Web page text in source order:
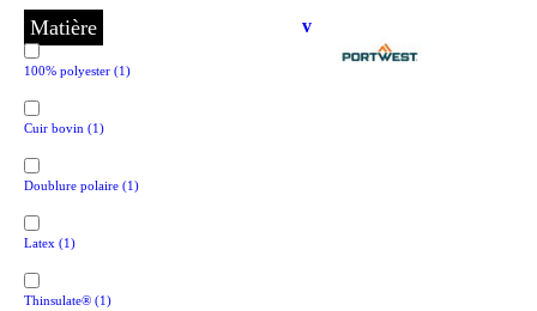
Matière v
100% polyester (1)
Cuir bovin (1)
Doublure polaire (1)
Latex (1)
Thinsulate® (1)